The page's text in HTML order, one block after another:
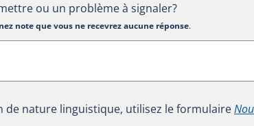
ou un problème à signaler?
note que vous ne recevrez aucune réponse.
nature linguistique, utilisez le formulaire